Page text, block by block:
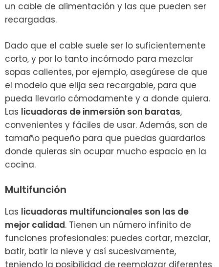
un cable de alimentación y las que pueden ser
recargadas.
Dado que el cable suele ser lo suficientemente
corto, y por lo tanto incómodo para mezclar
sopas calientes, por ejemplo, asegúrese de que
el modelo que elija sea recargable, para que
pueda llevarlo cómodamente y a donde quiera.
Las licuadoras de inmersión son baratas,
convenientes y fáciles de usar. Además, son de
tamaño pequeño para que puedas guardarlos
donde quieras sin ocupar mucho espacio en la
cocina.
Multifunción
Las licuadoras multifuncionales son las de
mejor calidad. Tienen un número infinito de
funciones profesionales: puedes cortar, mezclar,
batir, batir la nieve y así sucesivamente,
teniendo la posibilidad de reemplazar diferentes